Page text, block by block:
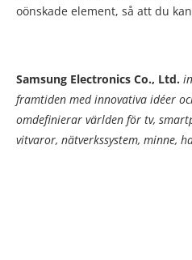
oönskade element, så att du
Samsung Electronics Co., Ltd.
framtiden med innovativa idéer
omdefinierar världen för tv,
vitvaror, nätverkssystem, minne,